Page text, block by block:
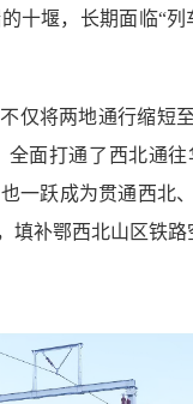
十堰，长期面临“
仅将两地通行缩短
面打通了西北通
一跃成为贯通西北
补鄂西北山区铁路